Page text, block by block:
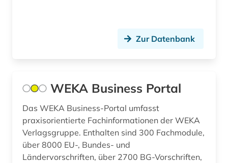
arbeitsgericht (1)
arbeitsgerichtsgesetz (1)
arbeitshilfen (1)
arbeitshypothese (1)
Zur Datenbank
WEKA Business Portal
Das WEKA Business-Portal umfasst
praxisorientierte Fachinformationen der WEKA
Verlagsgruppe. Enthalten sind 300 Fachmodule,
über 8000 EU-, Bundes- und
Ländervorschriften, über 2700 BG-Vorschriften,